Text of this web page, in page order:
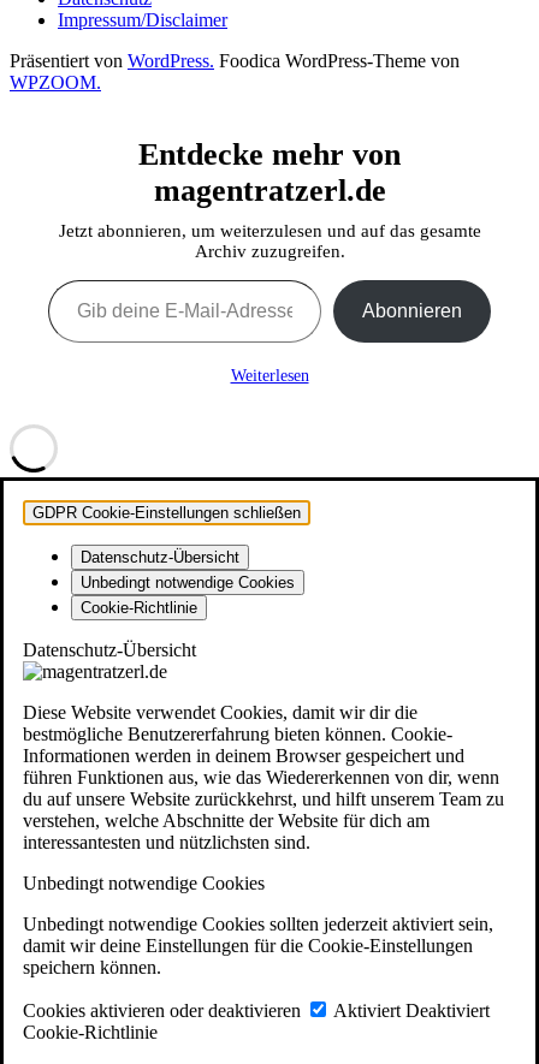
Impressum/Disclaimer
Präsentiert von WordPress. Foodica WordPress-Theme von
WPZOOM.
Entdecke mehr von
magentratzerl.de
Jetzt abonnieren, um weiterzulesen und auf das gesamte
Archiv zuzugreifen.
Gib deine E-Mail-Adresse ein ...
Abonnieren
Weiterlesen
GDPR Cookie-Einstellungen schließen
Datenschutz-Übersicht
Unbedingt notwendige Cookies
Cookie-Richtlinie
Datenschutz-Übersicht
Diese Website verwendet Cookies, damit wir dir die
bestmögliche Benutzererfahrung bieten können. Cookie-
Informationen werden in deinem Browser gespeichert und
führen Funktionen aus, wie das Wiedererkennen von dir, wenn
du auf unsere Website zurückkehrst, und hilft unserem Team zu
verstehen, welche Abschnitte der Website für dich am
interessantesten und nützlichsten sind.
Unbedingt notwendige Cookies
Unbedingt notwendige Cookies sollten jederzeit aktiviert sein,
damit wir deine Einstellungen für die Cookie-Einstellungen
speichern können.
Cookies aktivieren oder deaktivieren Aktiviert Deaktiviert
Cookie-Richtlinie